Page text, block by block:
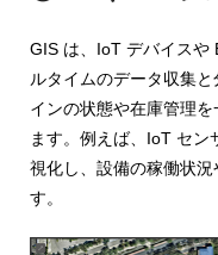
GIS は、IoT デバイスや
ルタイムのデータ収集
インの状態や在庫管理
ます。例えば、IoT セ
視化し、設備の稼働状
す。